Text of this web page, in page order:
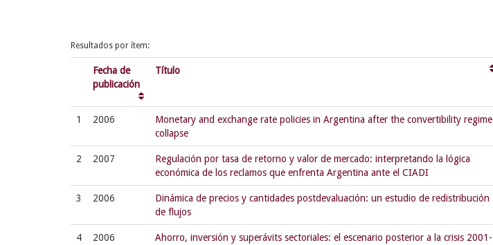
Resultados por ítem:
Fecha de
publicación
Título
1 2006
Monetary and exchange rate policies in Argentina after the convertibility regime
collapse
2 2007
Regulación por tasa de retorno y valor de mercado: interpretando la lógica
económica de los reclamos que enfrenta Argentina ante el CIADI
3 2006
Dinámica de precios y cantidades postdevaluación: un estudio de redistribución
de flujos
4 2006
Ahorro, inversión y superávits sectoriales: el escenario posterior a la crisis 2001-